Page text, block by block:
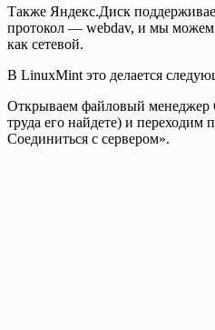
Также Яндекс.Диск
протокол — webdav, и мы
как сетевой.
В LinuxMint это делается
Открываем файловый менеджер
труда его найдете) и
Соединиться с сервером».